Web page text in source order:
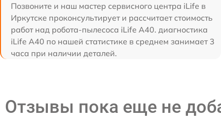
Позвоните и наш мастер сервисного центра iLife в
Иркутске проконсультирует и рассчитает стоимость
работ над робота-пылесоса iLife A40. диагностика
iLife A40 по нашей статистике в среднем занимает 3
часа при наличии деталей.
Отзывы пока еще не